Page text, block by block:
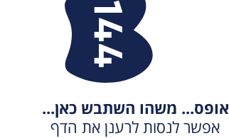
אופס... משהו השתבש כאן...
אפשר לנסות לרענן את הדף